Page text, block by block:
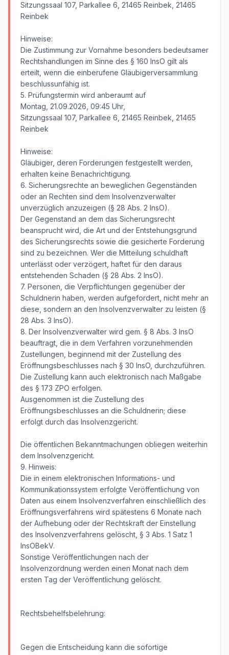
Sitzungssaal 107, Parkallee 6, 21465 Reinbek, 21465
Reinbek
Hinweise:
Die Zustimmung zur Vornahme besonders bedeutsamer
Rechtshandlungen im Sinne des § 160 InsO gilt als
erteilt, wenn die einberufene Gläubigerversammlung
beschlussunfähig ist.
5. Prüfungstermin wird anberaumt auf
Montag, 21.09.2026, 09:45 Uhr,
Sitzungssaal 107, Parkallee 6, 21465 Reinbek, 21465
Reinbek
Hinweise:
Gläubiger, deren Forderungen festgestellt werden,
erhalten keine Benachrichtigung.
6. Sicherungsrechte an beweglichen Gegenständen
oder an Rechten sind dem Insolvenzverwalter
unverzüglich anzuzeigen (§ 28 Abs. 2 InsO).
Der Gegenstand an dem das Sicherungsrecht
beansprucht wird, die Art und der Entstehungsgrund
des Sicherungsrechts sowie die gesicherte Forderung
sind zu bezeichnen. Wer die Mitteilung schuldhaft
unterlässt oder verzögert, haftet für den daraus
entstehenden Schaden (§ 28 Abs. 2 InsO).
7. Personen, die Verpflichtungen gegenüber der
Schuldnerin haben, werden aufgefordert, nicht mehr an
diese, sondern an den Insolvenzverwalter zu leisten (§
28 Abs. 3 InsO).
8. Der Insolvenzverwalter wird gem. § 8 Abs. 3 InsO
beauftragt, die in dem Verfahren vorzunehmenden
Zustellungen, beginnend mit der Zustellung des
Eröffnungsbeschlusses nach § 30 InsO, durchzuführen.
Die Zustellung kann auch elektronisch nach Maßgabe
des § 173 ZPO erfolgen.
Ausgenommen ist die Zustellung des
Eröffnungsbeschlusses an die Schuldnerin; diese
erfolgt durch das Insolvenzgericht.
Die öffentlichen Bekanntmachungen obliegen weiterhin
dem Insolvenzgericht.
9. Hinweis:
Die in einem elektronischen Informations- und
Kommunikationssystem erfolgte Veröffentlichung von
Daten aus einem Insolvenzverfahren einschließlich des
Eröffnungsverfahrens wird spätestens 6 Monate nach
der Aufhebung oder der Rechtskraft der Einstellung
des Insolvenzverfahrens gelöscht, § 3 Abs. 1 Satz 1
InsOBekV.
Sonstige Veröffentlichungen nach der
Insolvenzordnung werden einen Monat nach dem
ersten Tag der Veröffentlichung gelöscht.
Rechtsbehelfsbelehrung:
Gegen die Entscheidung kann die sofortige